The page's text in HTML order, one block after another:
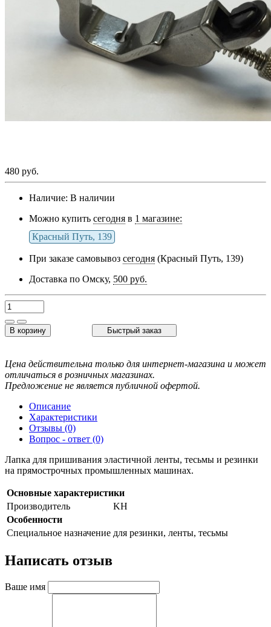
480 руб.
Наличие: В наличии
Можно купить сегодня в 1 магазине:
Красный Путь, 139
При заказе самовывоз сегодня (Красный Путь, 139)
Доставка по Омску, 500 руб.
В корзину Быстрый заказ
Цена действительна только для интернет-магазина и может
отличаться в розничных магазинах.
Предложение не является публичной офертой.
Описание
Характеристики
Отзывы (0)
Вопрос - ответ (0)
Лапка для пришивания эластичной ленты, тесьмы и резинки
на прямострочных промышленных машинах.
Основные характеристики
Производитель
KH
Особенности
Специальное назначение для резинки, ленты, тесьмы
Написать отзыв
Ваше имя